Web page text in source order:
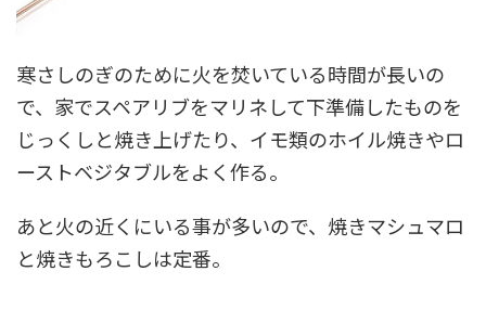
寒さしのぎのために火を焚いている時間が長いの
で、家でスペアリブをマリネして下準備したものを
じっくしと焼き上げたり、イモ類のホイル焼きやロ
ーストベジタブルをよく作る。
あと火の近くにいる事が多いので、焼きマシュマロ
と焼きもろこしは定番。